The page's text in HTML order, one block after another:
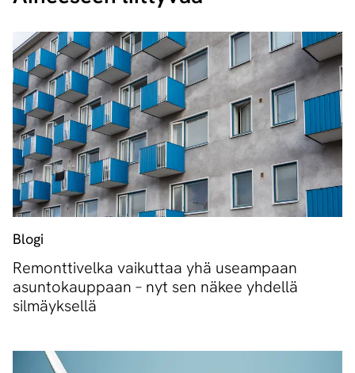
Blogi
Remonttivelka vaikuttaa yhä useampaan
asuntokauppaan – nyt sen näkee yhdellä
silmäyksellä